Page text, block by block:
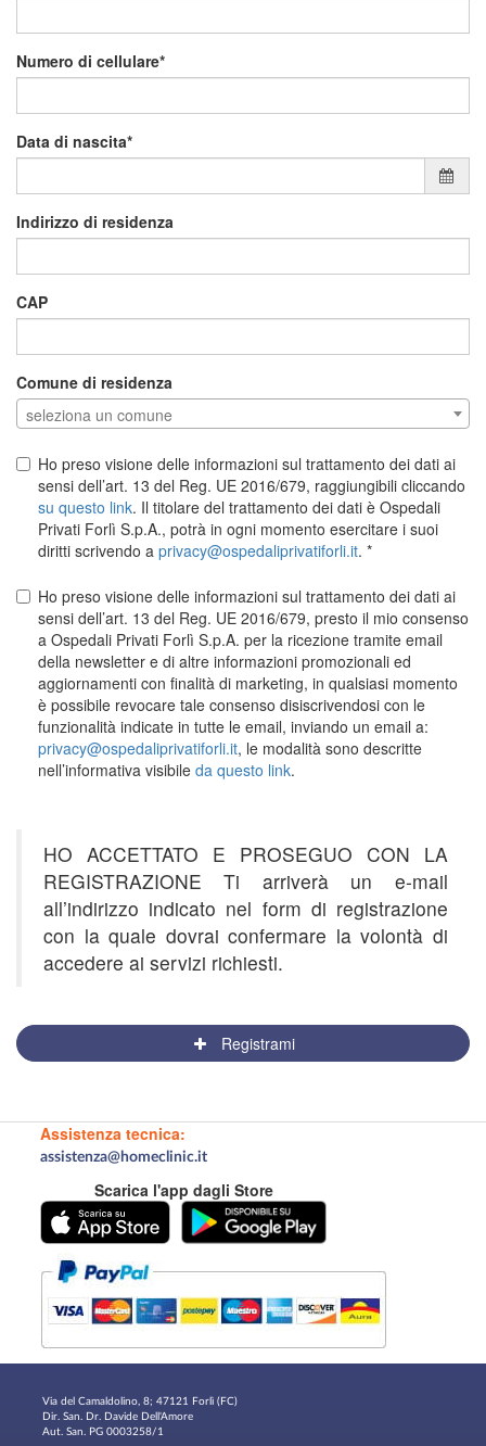
Numero di cellulare
Data di nascita
Indirizzo di residenza
CAP
Comune di residenza
seleziona un comune
Ho preso visione delle informazioni sul trattamento dei dati ai
sensi dell’art. 13 del Reg. UE 2016/679, raggiungibili cliccando
su questo link. Il titolare del trattamento dei dati è Ospedali
Privati Forlì S.p.A., potrà in ogni momento esercitare i suoi
diritti scrivendo a privacy@ospedaliprivatiforli.it.
Ho preso visione delle informazioni sul trattamento dei dati ai
sensi dell’art. 13 del Reg. UE 2016/679, presto il mio consenso
a Ospedali Privati Forlì S.p.A. per la ricezione tramite email
della newsletter e di altre informazioni promozionali ed
aggiornamenti con finalità di marketing, in qualsiasi momento
è possibile revocare tale consenso disiscrivendosi con le
funzionalità indicate in tutte le email, inviando un email a:
privacy@ospedaliprivatiforli.it, le modalità sono descritte
nell’informativa visibile da questo link.
HO ACCETTATO E PROSEGUO CON LA
REGISTRAZIONE Ti arriverà un e-mail
all’indirizzo indicato nel form di registrazione
con la quale dovrai confermare la volontà di
accedere ai servizi richiesti.
Registrami
Assistenza tecnica:
assistenza@homeclinic.it
Scarica l'app dagli Store
Via del Camaldolino, 8; 47121 Forlì (FC)
Dir. San. Dr. Davide Dell'Amore
Aut. San. PG 0003258/1